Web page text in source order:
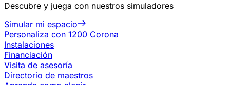
Descubre y juega con nuestros simuladores
Simular mi espacio
Personaliza con 1200 Corona
Instalaciones
Financiación
Visita de asesoría
Directorio de maestros